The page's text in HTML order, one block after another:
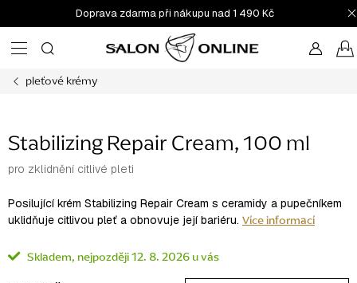
na
obsah
Doprava zdarma při nákupu nad 1 490 Kč
pleťové krémy
Stabilizing Repair Cream, 100 ml
pro zklidnění citlivé pleti
Posilující krém Stabilizing Repair Cream s ceramidy a pupečníkem
uklidňuje citlivou pleť a obnovuje její bariéru. Více informací
Skladem 12. 8. 2026